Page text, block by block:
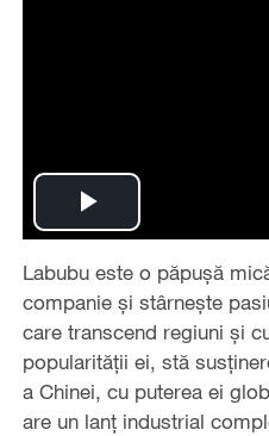
Play
Video
Labubu este o păpușă
companie și stârnește
care transcend regiuni și
popularității ei, stă
a Chinei, cu puterea ei
are un lanț industrial